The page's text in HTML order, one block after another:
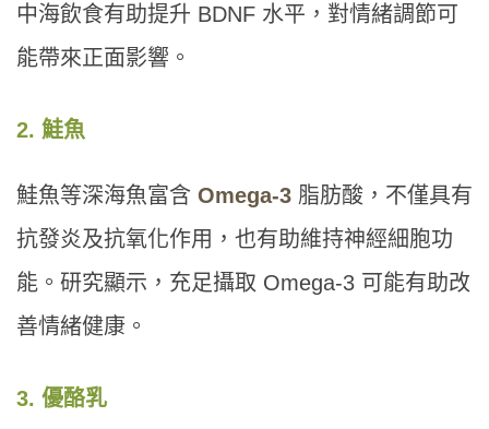
中海飲食有助提升 BDNF 水平，對情緒調節可
能帶來正面影響。
2. 鮭魚
鮭魚等深海魚富含 Omega-3 脂肪酸，不僅具有
抗發炎及抗氧化作用，也有助維持神經細胞功
能。研究顯示，充足攝取 Omega-3 可能有助改
善情緒健康。
3. 優酪乳